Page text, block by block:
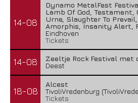
14-08
Dynamo MetalFest
Lamb Of God, Testament,
Urne, Slaughter To
Amorphis, Insanity Alert,
Eindhoven
Tickets
14-08
Zeeltje Rock Festival met
Deest
18-08
Alcest
TivoliVredenburg
Tickets